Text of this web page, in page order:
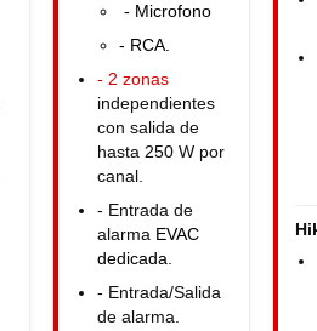
- Microfono
- RCA.
- 2 zonas
independientes
con salida de
hasta 250 W por
canal.
- Entrada de
alarma EVAC
dedicada.
- Entrada/Salida
de alarma.